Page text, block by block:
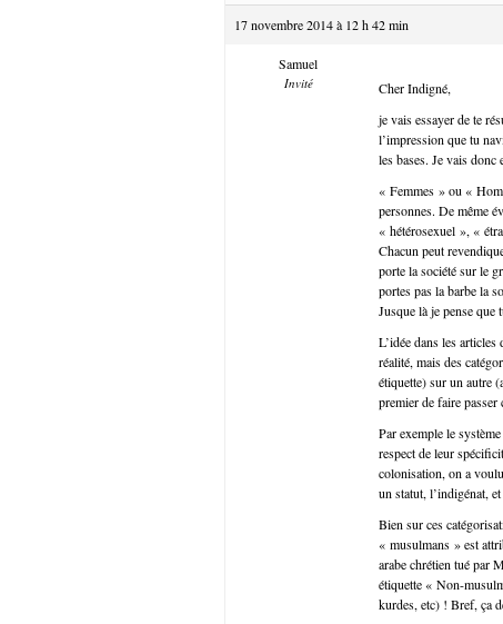
17 novembre 2014 à 12 h 42 min
Samuel
Invité
Cher Indigné,
je vais essayer de te
l’impression que tu
les bases. Je vais donc
« Femmes » ou «
personnes. De même
« hétérosexuel », «
Chacun peut
porte la société sur le
portes pas la barbe la
Jusque là je pense que
L’idée dans les
réalité, mais des
étiquette) sur un autre
premier de faire
Par exemple le
respect de leur
colonisation, on a
un statut, l’indigénat,
Bien sur ces
« musulmans » est
arabe chrétien tué par
étiquette « Non-
kurdes, etc) ! Bref, ça